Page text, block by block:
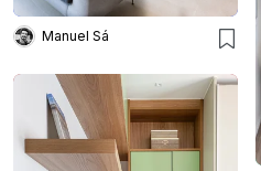
Manuel Sá